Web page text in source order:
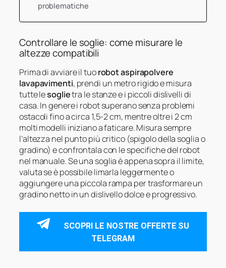
problematiche
Controllare le soglie: come misurare le
altezze compatibili
Prima di avviare il tuorobot aspirapolvere
lavapavimenti, prendi un metro rigido e misura
tutte lesoglietra le stanze e i piccoli dislivelli di
casa. In genere i robot superano senza problemi
ostacoli fino a circa 1,5-2 cm, mentre oltre i 2 cm
molti modelli iniziano a faticare. Misura sempre
l’altezza nel punto più critico (spigolo della soglia o
gradino) e confrontala con le specifiche del robot
nel manuale. Se una soglia è appena sopra il limite,
valuta se è possibile limarla leggermente o
aggiungere una piccola rampa per trasformare un
gradino netto in un dislivello dolce e progressivo.
SCOPRI LE NOSTRE OFFERTE SU
TELEGRAM